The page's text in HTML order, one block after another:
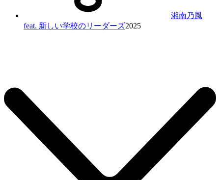
湘南乃風
feat. 新しい学校のリーダーズ2025